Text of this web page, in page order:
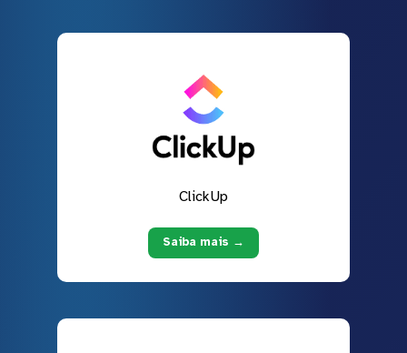
ClickUp
Saiba mais →